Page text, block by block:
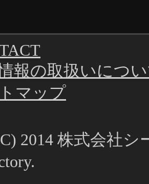
報の取扱いにつ
マップ
2014 株式会社